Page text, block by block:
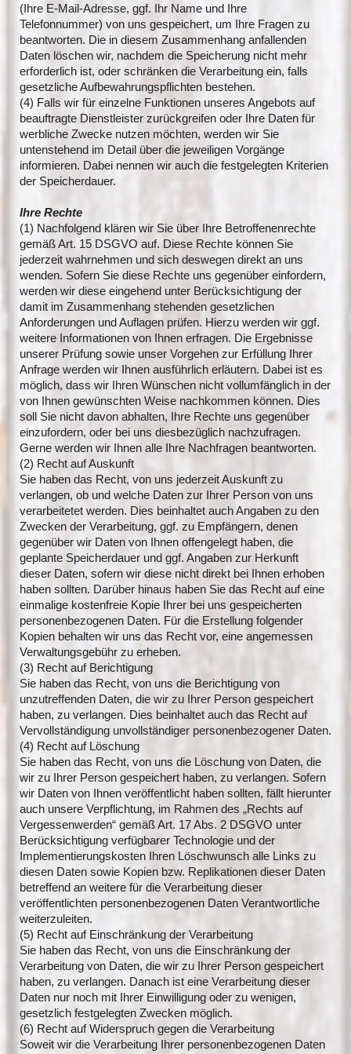
(Ihre E-Mail-Adresse, ggf. Ihr Name und Ihre
Telefonnummer) von uns gespeichert, um Ihre Fragen zu
beantworten. Die in diesem Zusammenhang anfallenden
Daten löschen wir, nachdem die Speicherung nicht mehr
erforderlich ist, oder schränken die Verarbeitung ein, falls
gesetzliche Aufbewahrungspflichten bestehen.
(4) Falls wir für einzelne Funktionen unseres Angebots auf
beauftragte Dienstleister zurückgreifen oder Ihre Daten für
werbliche Zwecke nutzen möchten, werden wir Sie
untenstehend im Detail über die jeweiligen Vorgänge
informieren. Dabei nennen wir auch die festgelegten Kriterien
der Speicherdauer.
Ihre Rechte
(1) Nachfolgend klären wir Sie über Ihre Betroffenenrechte
gemäß Art. 15 DSGVO auf. Diese Rechte können Sie
jederzeit wahrnehmen und sich deswegen direkt an uns
wenden. Sofern Sie diese Rechte uns gegenüber einfordern,
werden wir diese eingehend unter Berücksichtigung der
damit im Zusammenhang stehenden gesetzlichen
Anforderungen und Auflagen prüfen. Hierzu werden wir ggf.
weitere Informationen von Ihnen erfragen. Die Ergebnisse
unserer Prüfung sowie unser Vorgehen zur Erfüllung Ihrer
Anfrage werden wir Ihnen ausführlich erläutern. Dabei ist es
möglich, dass wir Ihren Wünschen nicht vollumfänglich in der
von Ihnen gewünschten Weise nachkommen können. Dies
soll Sie nicht davon abhalten, Ihre Rechte uns gegenüber
einzufordern, oder bei uns diesbezüglich nachzufragen.
Gerne werden wir Ihnen alle Ihre Nachfragen beantworten.
(2) Recht auf Auskunft
Sie haben das Recht, von uns jederzeit Auskunft zu
verlangen, ob und welche Daten zur Ihrer Person von uns
verarbeitetet werden. Dies beinhaltet auch Angaben zu den
Zwecken der Verarbeitung, ggf. zu Empfängern, denen
gegenüber wir Daten von Ihnen offengelegt haben, die
geplante Speicherdauer und ggf. Angaben zur Herkunft
dieser Daten, sofern wir diese nicht direkt bei Ihnen erhoben
haben sollten. Darüber hinaus haben Sie das Recht auf eine
einmalige kostenfreie Kopie Ihrer bei uns gespeicherten
personenbezogenen Daten. Für die Erstellung folgender
Kopien behalten wir uns das Recht vor, eine angemessen
Verwaltungsgebühr zu erheben.
(3) Recht auf Berichtigung
Sie haben das Recht, von uns die Berichtigung von
unzutreffenden Daten, die wir zu Ihrer Person gespeichert
haben, zu verlangen. Dies beinhaltet auch das Recht auf
Vervollständigung unvollständiger personenbezogener Daten.
(4) Recht auf Löschung
Sie haben das Recht, von uns die Löschung von Daten, die
wir zu Ihrer Person gespeichert haben, zu verlangen. Sofern
wir Daten von Ihnen veröffentlicht haben sollten, fällt hierunter
auch unsere Verpflichtung, im Rahmen des „Rechts auf
Vergessenwerden“ gemäß Art. 17 Abs. 2 DSGVO unter
Berücksichtigung verfügbarer Technologie und der
Implementierungskosten Ihren Löschwunsch alle Links zu
diesen Daten sowie Kopien bzw. Replikationen dieser Daten
betreffend an weitere für die Verarbeitung dieser
veröffentlichten personenbezogenen Daten Verantwortliche
weiterzuleiten.
(5) Recht auf Einschränkung der Verarbeitung
Sie haben das Recht, von uns die Einschränkung der
Verarbeitung von Daten, die wir zu Ihrer Person gespeichert
haben, zu verlangen. Danach ist eine Verarbeitung dieser
Daten nur noch mit Ihrer Einwilligung oder zu wenigen,
gesetzlich festgelegten Zwecken möglich.
(6) Recht auf Widerspruch gegen die Verarbeitung
Soweit wir die Verarbeitung Ihrer personenbezogenen Daten